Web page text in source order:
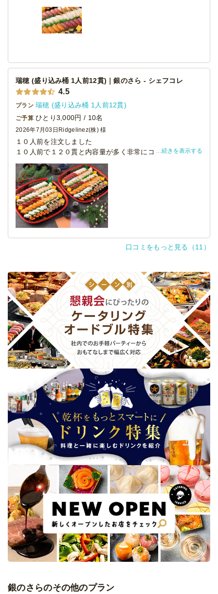
瑞穂 (盛り込み桶 1人前12貫)｜銀のさら - シェフコレ
4.5
プラン 瑞穂 (盛り込み桶 1人前12貫)
ご予算 ひとり3,000円 / 10名
2026年7月03日 Ridgelinez(株) 様
１０人前を注文しました
１０人前で１２０貫と内容量が多く非常にコスパがよいと
感じました。見た目のインパクトも十分あり大満足です
味も懇親会での料理としては申し分なく、人気ですぐにな
くなってしまいました
また機会があれば注文します。
続きを表示する
口コミをもっと見る（11）
銀のさらのその他のプラン